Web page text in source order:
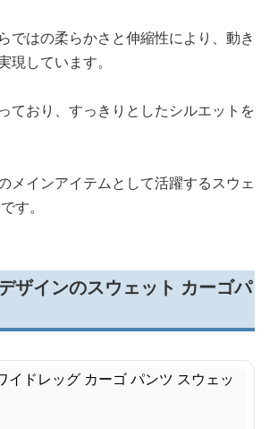
ではの柔らかさと伸縮性により、動き
現しています。
ており、すっきりとしたシルエットを
メインアイテムとして活躍するスウェ
す。
ザインのスウェット カーゴパ